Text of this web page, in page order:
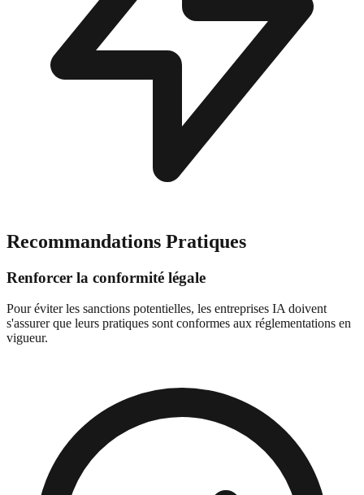
Recommandations Pratiques
Renforcer la conformité légale
Pour éviter les sanctions potentielles, les entreprises IA doivent
s'assurer que leurs pratiques sont conformes aux réglementations en
vigueur.